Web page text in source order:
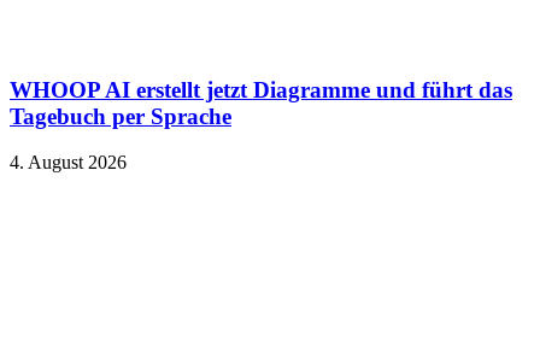
WHOOP AI erstellt jetzt Diagramme und führt das
Tagebuch per Sprache
4. August 2026